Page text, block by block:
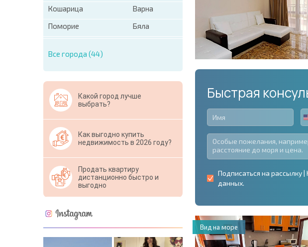
Кошарица
Варна
Поморие
Бяла
Все города (44)
Какой город лучше
выбрать?
Как выгодно купить
недвижимость в 2026 году?
Продать квартиру
дистанционно быстро и
выгодно
Быстрая
Подписаться на рассылку
данных.
Вид на море